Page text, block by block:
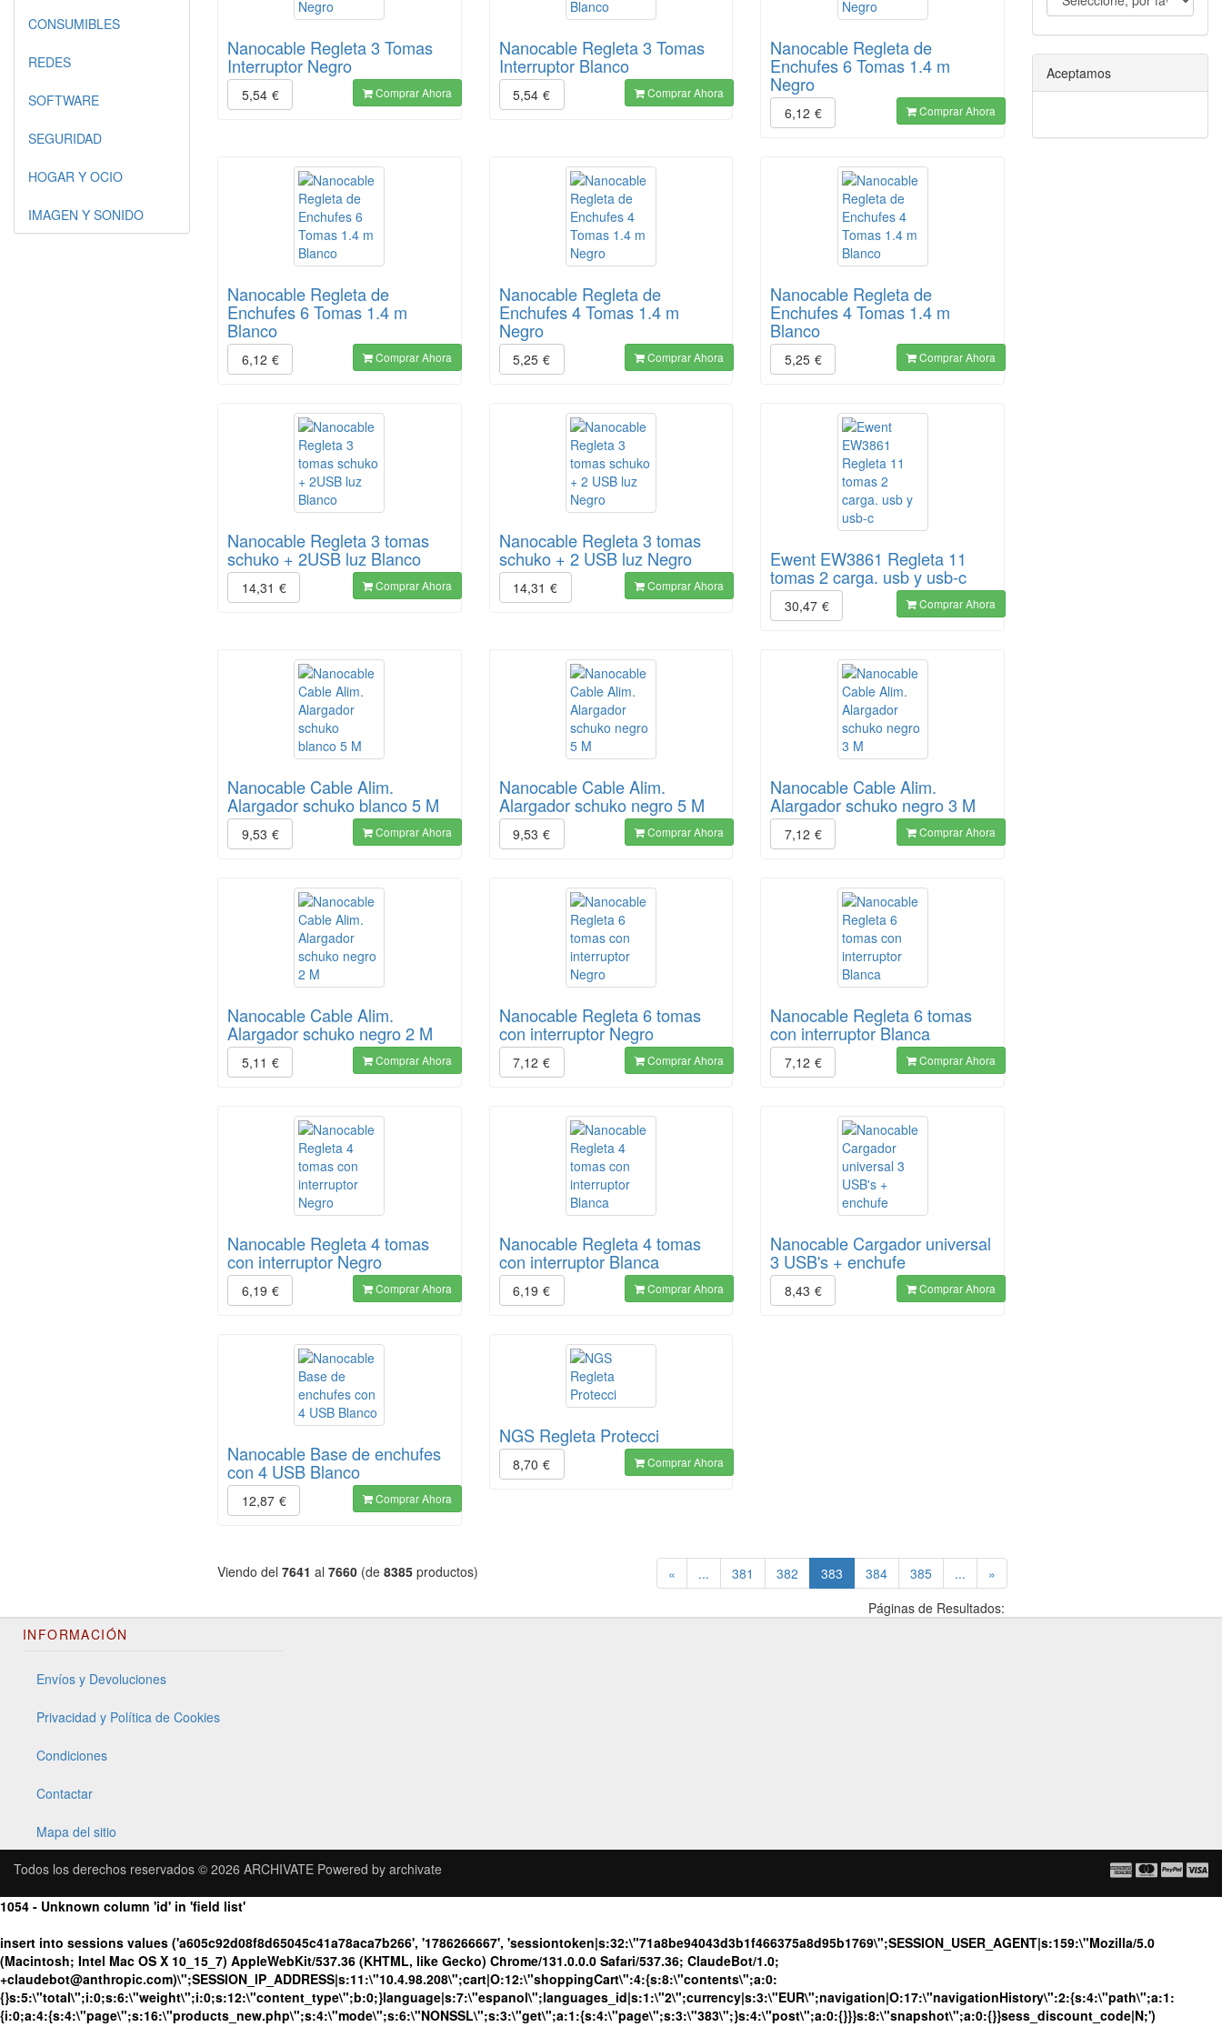
Nanocable Regleta 3 Tomas
Interruptor Negro
5,54 € Comprar Ahora
Nanocable Regleta 3 Tomas
Interruptor Blanco
5,54 € Comprar Ahora
Nanocable Regleta de
Enchufes 6 Tomas 1.4 m
Negro
6,12 € Comprar Ahora
Nanocable Regleta de
Enchufes 6 Tomas 1.4 m
Blanco
6,12 € Comprar Ahora
Nanocable Regleta de
Enchufes 4 Tomas 1.4 m
Negro
5,25 € Comprar Ahora
Nanocable Regleta de
Enchufes 4 Tomas 1.4 m
Blanco
5,25 € Comprar Ahora
Nanocable Regleta 3 tomas
schuko + 2USB luz Blanco
14,31 € Comprar Ahora
Nanocable Regleta 3 tomas
schuko + 2 USB luz Negro
14,31 € Comprar Ahora
Ewent EW3861 Regleta 11
tomas 2 carga. usb y usb-c
30,47 € Comprar Ahora
Nanocable Cable Alim.
Alargador schuko blanco 5 M
9,53 € Comprar Ahora
Nanocable Cable Alim.
Alargador schuko negro 5 M
9,53 € Comprar Ahora
Nanocable Cable Alim.
Alargador schuko negro 3 M
7,12 € Comprar Ahora
Nanocable Cable Alim.
Alargador schuko negro 2 M
5,11 € Comprar Ahora
Nanocable Regleta 6 tomas
con interruptor Negro
7,12 € Comprar Ahora
Nanocable Regleta 6 tomas
con interruptor Blanca
7,12 € Comprar Ahora
Nanocable Regleta 4 tomas
con interruptor Negro
6,19 € Comprar Ahora
Nanocable Regleta 4 tomas
con interruptor Blanca
6,19 € Comprar Ahora
Nanocable Cargador universal
3 USB's + enchufe
8,43 € Comprar Ahora
Nanocable Base de enchufes
con 4 USB Blanco
12,87 € Comprar Ahora
NGS Regleta Protecci
8,70 € Comprar Ahora
Viendo del 7641 al 7660 (de 8385 productos) « ... 381 382 383 (current)
384 385 ...
»
Páginas de Resultados:
CONSUMIBLES
REDES
SOFTWARE
SEGURIDAD
HOGAR Y OCIO
IMAGEN Y SONIDO
Aceptamos
INFORMACIÓN
Envíos y Devoluciones
Privacidad y Política de Cookies
Condiciones
Contactar
Mapa del sitio
Todos los derechos reservados © 2026 ARCHIVATE Powered by archivate
1054 - Unknown column 'id' in 'field list'
insert into sessions values ('a605c92d08f8d65045c41a78aca7b266', '1786266667', 'sessiontoken|s:32:\"71a8be94043d3b1f466375a8d95b1769\";SESSION_USER_AGENT|s:159:\"Mozilla/5.0
(Macintosh; Intel Mac OS X 10_15_7) AppleWebKit/537.36 (KHTML, like Gecko) Chrome/131.0.0.0 Safari/537.36; ClaudeBot/1.0;
+claudebot@anthropic.com)\";SESSION_IP_ADDRESS|s:11:\"10.4.98.208\";cart|O:12:\"shoppingCart\":4:{s:8:\"contents\";a:0:
{}s:5:\"total\";i:0;s:6:\"weight\";i:0;s:12:\"content_type\";b:0;}language|s:7:\"espanol\";languages_id|s:1:\"2\";currency|s:3:\"EUR\";navigation|O:17:\"navigationHistory\":2:{s:4:\"path\";a:1:
{i:0;a:4:{s:4:\"page\";s:16:\"products_new.php\";s:4:\"mode\";s:6:\"NONSSL\";s:3:\"get\";a:1:{s:4:\"page\";s:3:\"383\";}s:4:\"post\";a:0:{}}}s:8:\"snapshot\";a:0:{}}sess_discount_code|N;')